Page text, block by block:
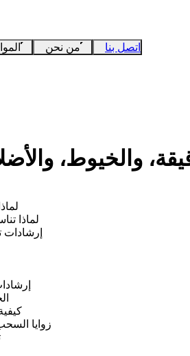
من نحن اتصل بنا
والخيوط،
لماذا
إرشادات
زوايا